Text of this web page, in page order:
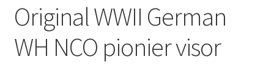
Original WWII German
WH NCO pionier visor